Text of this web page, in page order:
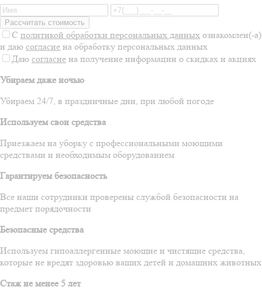
С политикой обработки персональных данных ознакомлен(-а)
и даю согласие на обработку персональных данных
Даю согласие на получение информации о скидках и акциях
Убираем даже ночью
Убираем 24/7, в праздничные дни, при любой погоде
Используем свои средства
Приезжаем на уборку с профессиональными моющими
средствами и необходимым оборудованием
Гарантируем безопасность
Все наши сотрудники проверены службой безопасности на
предмет порядочности
Безопасные средства
Используем гипоаллергенные моющие и чистящие средства,
которые не вредят здоровью ваших детей и домашних животных
Стаж не менее 5 лет